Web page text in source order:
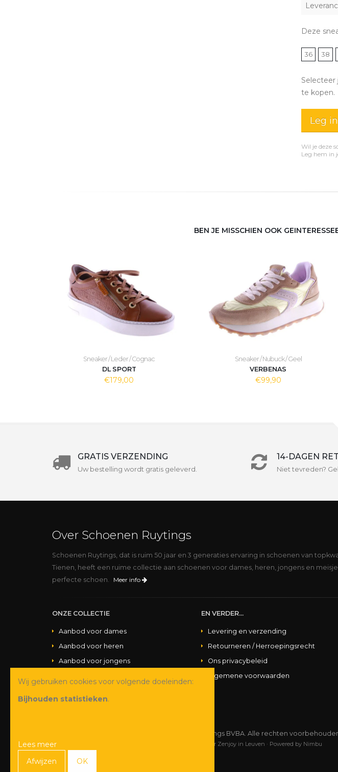
Deze
36 38
te kopen.
Leg
Wil je deze
Leg hem in
BEN JE MISSCHIEN OOK
Sneaker / Leder / Cognac
DL SPORT
€179,00
Sneaker / Nubuck / Geel
VERBENAS
€99,90
GRATIS VERZENDING
Uw bestelling wordt gratis geleverd.
14-DAGEN
Niet tevreden?
Over Schoenen Ruytings
Schoenen Ruytings, dat is ruim 50 jaar en 3 generaties ervaring in schoenen van
Tienen, heeft een ruime collectie aan schoenen voor dames, heren, jongens en
perfecte schoen.
Meer info
ONZE COLLECTIE
Aanbod voor dames
Aanbod voor heren
Aanbod voor jongens
EN VERDER...
Levering en verzending
Retourneren / Herroepingsrecht
Ons privacybeleid
Algemene voorwaarden
© Copyright 2026 Schoenen Ruytings BVBA. Alle rechten
door Zenjoy in Leuven · Powered by Nimbu
Wij gebruiken cookies voor volgende doeleinden:
Bijhouden statistieken.
Lees meer
Afwijzen
OK